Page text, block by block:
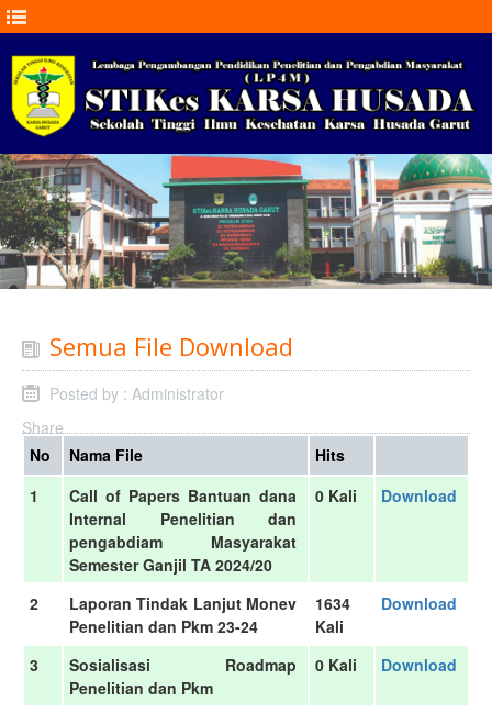
Semua File Download
Posted by : Administrator
Share
No
Nama File
Hits
1
Call of Papers Bantuan dana
Internal Penelitian dan
pengabdiam Masyarakat
Semester Ganjil TA 2024/20
0 Kali Download
2
Laporan Tindak Lanjut Monev
Penelitian dan Pkm 23-24
1634
Kali
Download
3
Sosialisasi Roadmap
Penelitian dan Pkm
0 Kali Download